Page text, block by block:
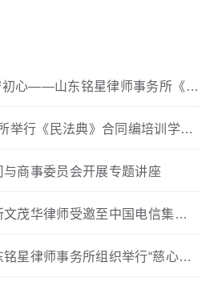
初心——山东铭星律师事务所《7
举行《民法典》合同编培训学习
商事委员会开展专题讲座
茂华律师受邀至中国电信集团
星律师事务所组织举行“慈心一